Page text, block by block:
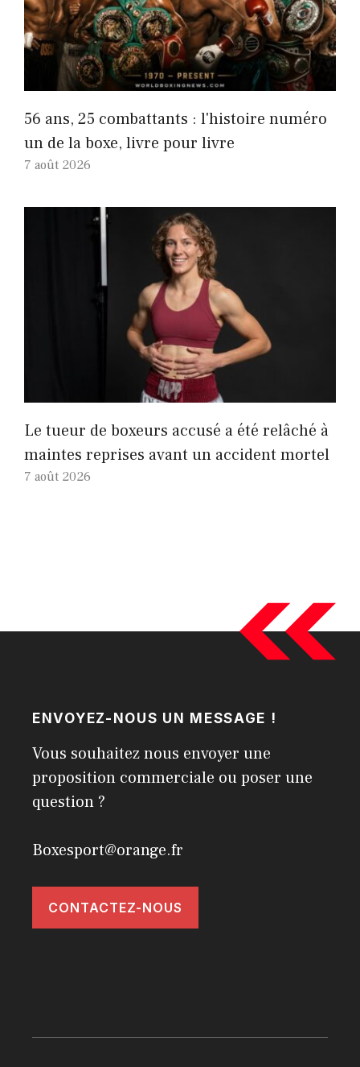
56 ans, 25 combattants : l'histoire numéro
un de la boxe, livre pour livre
7 août 2026
Le tueur de boxeurs accusé a été relâché à
maintes reprises avant un accident mortel
7 août 2026
ENVOYEZ-NOUS UN MESSAGE !
Vous souhaitez nous envoyer une
proposition commerciale ou poser une
question ?
Boxesport@orange.fr
CONTACTEZ-NOUS